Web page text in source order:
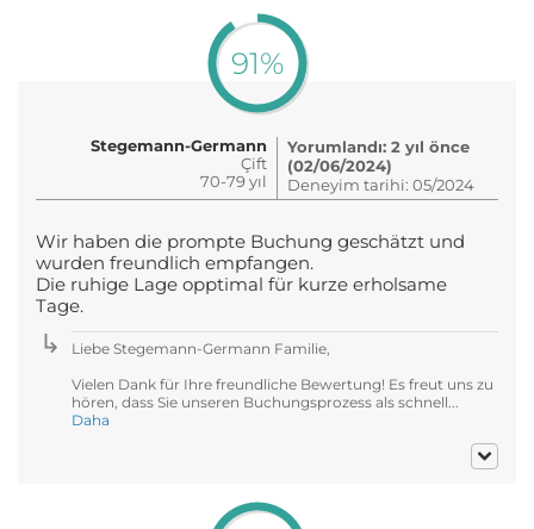
91%
Stegemann-Germann
Çift
70-79 yıl
Yorumlandı: 2 yıl önce
(02/06/2024)
Deneyim tarihi: 05/2024
Wir haben die prompte Buchung geschätzt und
wurden freundlich empfangen.
Die ruhige Lage opptimal für kurze erholsame
Tage.
Liebe Stegemann-Germann Familie,
Vielen Dank für Ihre freundliche Bewertung! Es freut uns zu
hören, dass Sie unseren Buchungsprozess als schnell...
Daha